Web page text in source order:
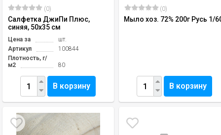
(0)
Салфетка ДжиПи Плюс,
синяя, 50х35 см
Цена за
шт.
Артикул
100844
Плотность, г/
м2
80
В корзину
(0)
Мыло хоз. 72% 200г Русь 1/
В корзину